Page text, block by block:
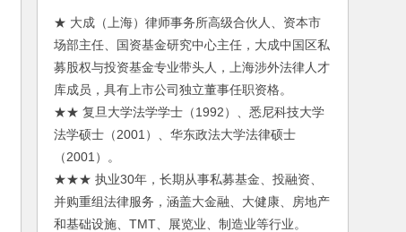
★ 大成（上海）律师事务所高级合伙人、资本市
场部主任、国资基金研究中心主任，大成中国区私
募股权与投资基金专业带头人，上海涉外法律人才
库成员，具有上市公司独立董事任职资格。
★★ 复旦大学法学学士（1992）、悉尼科技大学
法学硕士（2001）、华东政法大学法律硕士
（2001）。
★★★ 执业30年，长期从事私募基金、投融资、
并购重组法律服务，涵盖大金融、大健康、房地产
和基础设施、TMT、展览业、制造业等行业。